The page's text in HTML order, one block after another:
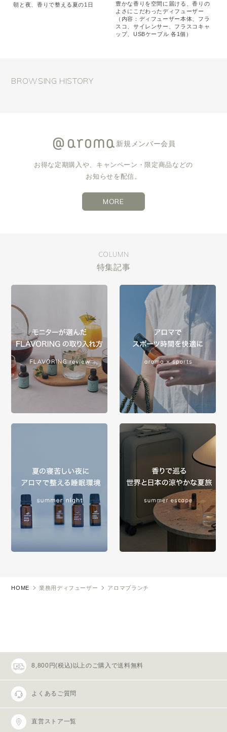
朝と夜、香りで整える夏の1日
豊かな香りを空間に届ける、香りの
よさにこだわったディフューザー
（内容：ディフューザー本体、フラ
スコ、サイレンサー、フラスコキャ
ップ、USBケーブル 各1個）
BROWSING HISTORY
新規メンバー会員
お得な定期購入や、キャンペーン・限定商品などの
お知らせを配信。
MORE
COLUMN
特集記事
HOME 業務用ディフューザー アロマブランチ
8,800円(税込)以上のご購入で送料無料
よくあるご質問
直営ストア一覧